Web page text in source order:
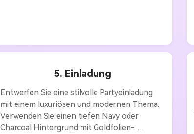
5. Einladung
Entwerfen Sie eine stilvolle Partyeinladung
mit einem luxuriösen und modernen Thema.
Verwenden Sie einen tiefen Navy oder
Charcoal Hintergrund mit Goldfolien-